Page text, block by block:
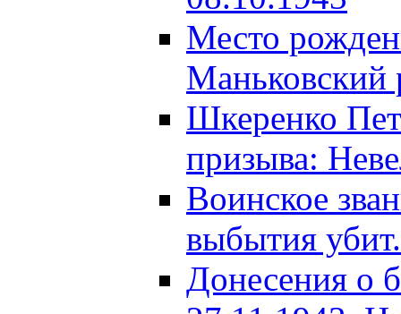
Место
Маньковский
Шкеренко
призыва:
Воинское
выбытия убит.
Донесения о